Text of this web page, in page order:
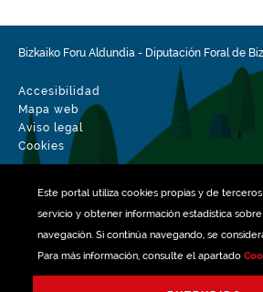
Este portal utiliza cookiespropias y de
servicio y obtener información estadística
navegación. Si continúa navegando, se
Para más información, consulte el apartado
Fecha de modificación del
15-02-2026
Bizkaiko Foru Aldundia - Diputación Foral de
Accesibilidad
Mapa web
Aviso legal
Cookies